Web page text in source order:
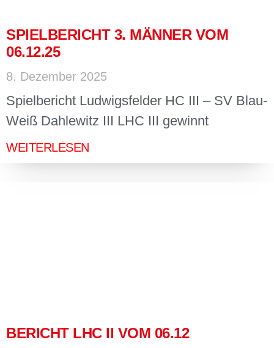
SPIELBERICHT 3. MÄNNER VOM
06.12.25
8. Dezember 2025
Spielbericht Ludwigsfelder HC III – SV Blau-
Weiß Dahlewitz III LHC III gewinnt
WEITERLESEN
BERICHT LHC II VOM 06.12